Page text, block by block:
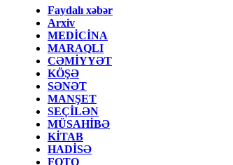
Faydalı xəbər
Arxiv
MEDİCİNA
MARAQLI
CƏMİYYƏT
KÖŞƏ
SƏNƏT
MANŞET
SEÇİLƏN
MÜSAHİBƏ
KİTAB
HADİSƏ
FOTO